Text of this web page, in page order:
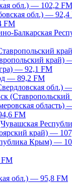
обл.) — 102,2 FM
обл.) — 92,4
FM
Балкарская
край)
— 92,1 FM
— 89,2 FM
обл.)
область)
FM
край) —
Крым) —
обл.) — 95,8 FM